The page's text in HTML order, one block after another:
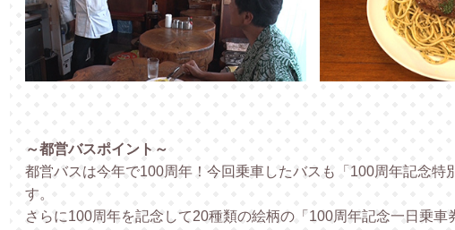
～都営バスポイント～
都営バスは今年で100周年！今回乗車したバスも「100周年記念特
す。
さらに100周年を記念して20種類の絵柄の「100周年記念一日乗車